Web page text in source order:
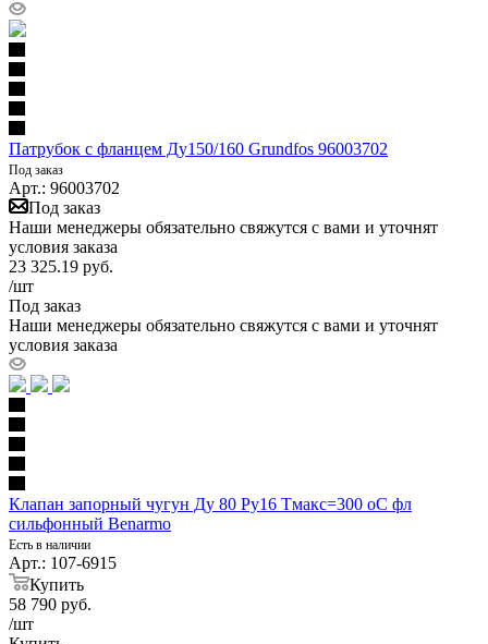
Патрубок с фланцем Ду150/160 Grundfos 96003702
Под заказ
Арт.: 96003702
Под заказ
Наши менеджеры обязательно свяжутся с вами и уточнят
условия заказа
23 325.19 руб.
/шт
Под заказ
Наши менеджеры обязательно свяжутся с вами и уточнят
условия заказа
Клапан запорный чугун Ду 80 Ру16 Тмакс=300 оС фл
сильфонный Benarmo
Есть в наличии
Арт.: 107-6915
Купить
58 790 руб.
/шт